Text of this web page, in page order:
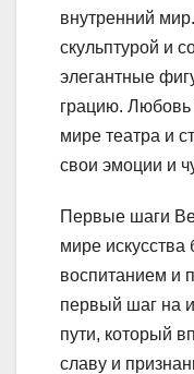
внутренний
скульптурой и
элегантные
грацию.
мире театра и
свои эмоции и
Первые шаги
мире
воспитанием и
первый шаг на
пути, который
славу и